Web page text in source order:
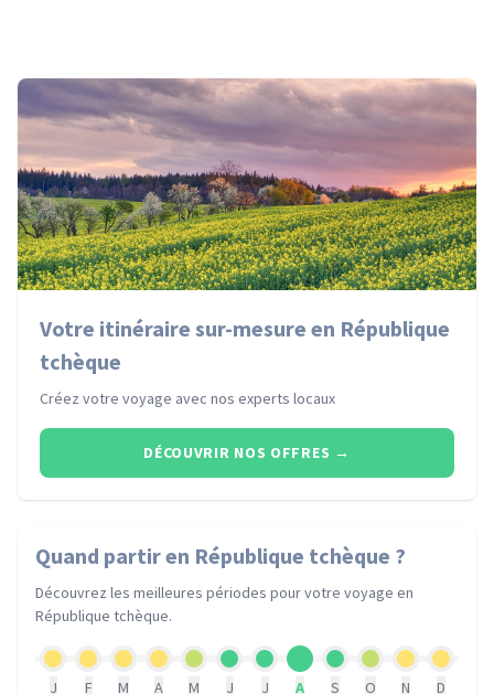
Votre itinéraire sur-mesure en République
tchèque
Créez votre voyage avec nos experts locaux
DÉCOUVRIR NOS OFFRES →
Quand partiren République tchèque ?
Découvrez les meilleures périodes pour votre voyage en
République tchèque.
J F M A M J J A S O N D